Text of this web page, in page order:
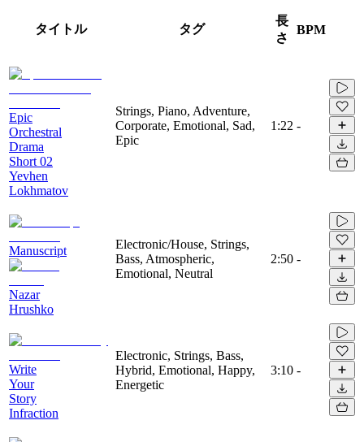
タイトル タグ
長
さ
BPM
Epic
Orchestral
Drama
Short 02
Yevhen
Lokhmatov
Strings, Piano, Adventure,
Corporate, Emotional, Sad,
Epic
1:22 -
Manuscript
Nazar
Hrushko
Electronic/House, Strings,
Bass, Atmospheric,
Emotional, Neutral
2:50 -
Write
Your
Story
Infraction
Electronic, Strings, Bass,
Hybrid, Emotional, Happy,
Energetic
3:10 -